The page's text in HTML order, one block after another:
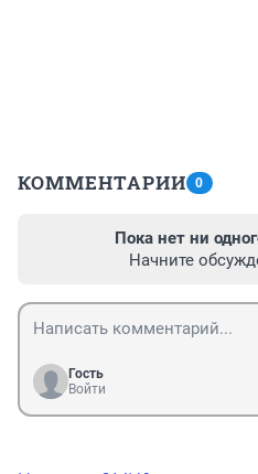
КОММЕНТАРИИ 0
Пока нет ни
Начните
Гость
Войти